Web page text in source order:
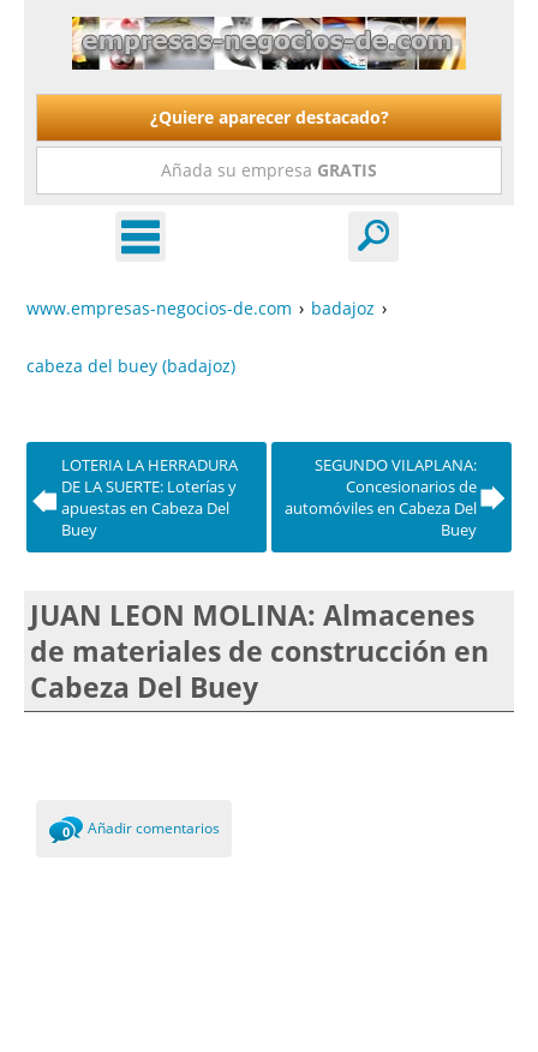
¿Quiere aparecer destacado?
Añada su empresa GRATIS
www.empresas-negocios-de.com › badajoz ›
cabeza del buey (badajoz)
LOTERIA LA HERRADURA
DE LA SUERTE: Loterías y
apuestas en Cabeza Del
Buey
SEGUNDO VILAPLANA:
Concesionarios de
automóviles en Cabeza Del
Buey
JUAN LEON MOLINA: Almacenes
de materiales de construcción en
Cabeza Del Buey
0 Añadir comentarios